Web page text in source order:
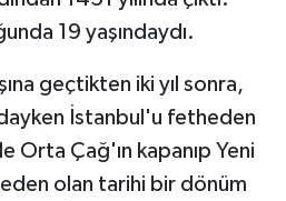
19 yaşındaydı.
geçtikten iki yıl sonra,
İstanbul'u fetheden
Orta Çağ'ın kapanıp Yeni
olan tarihi bir dönüm